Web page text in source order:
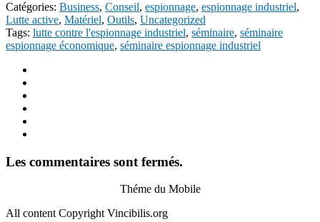
Catégories: Business, Conseil, espionnage, espionnage industriel,
Lutte active, Matériel, Outils, Uncategorized
Tags: lutte contre l'espionnage industriel, séminaire, séminaire
espionnage économique, séminaire espionnage industriel
Les commentaires sont fermés.
Théme du Mobile
All content Copyright Vincibilis.org